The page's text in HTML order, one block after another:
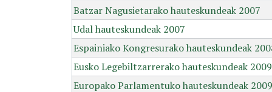
Batzar Nagusietarako hauteskundeak 2007
Udal hauteskundeak 2007
Espainiako Kongresurako hauteskundeak
Eusko Legebiltzarrerako hauteskundeak 2009
Europako Parlamentuko hauteskundeak 2009